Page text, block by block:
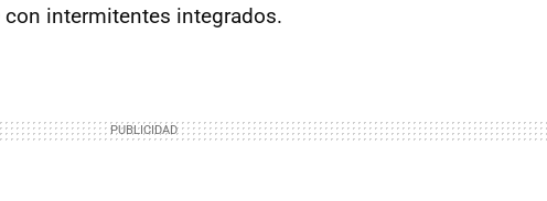
intermitentes integrados.